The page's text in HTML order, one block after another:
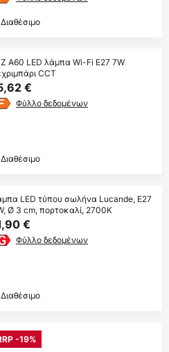
Διαθέσιμο
A60 LED λάμπα Wi-Fi E27 7W
CCT
€
Φύλλο δεδομένων
Διαθέσιμο
LED τύπου σωλήνα Lucande, E27
Ø 3 cm, πορτοκαλί, 2700K
€
Φύλλο δεδομένων
Διαθέσιμο
-19%